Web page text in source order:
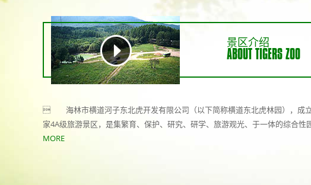
景区介绍
ABOUT TIGERS ZOO
 海林市横道河子东北虎开发有限公司（以下简称横道东北虎林园），成
家4A级旅游景区，是集繁育、保护、研究、研学、旅游观光、于一体的综合性
MORE